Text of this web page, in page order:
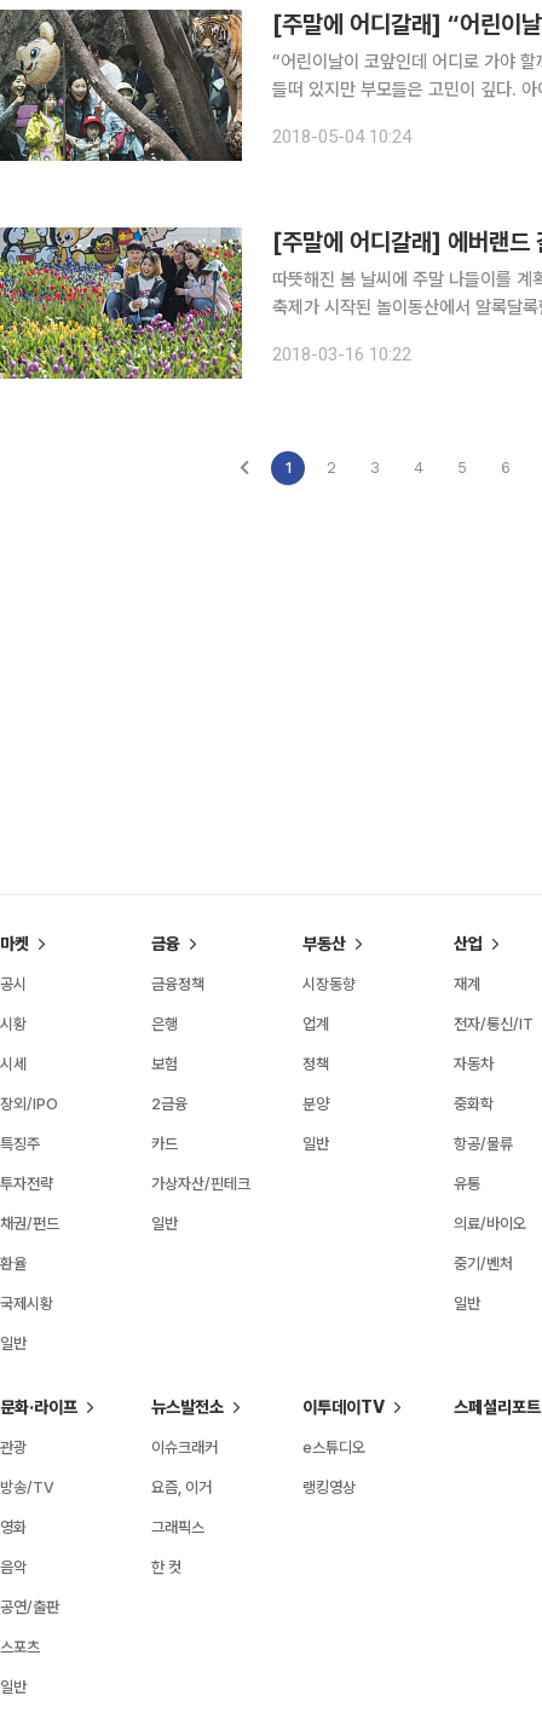
“어린이날이 코앞인데 어디로 가야 할까.” 아이들은 특별한 하루를 보낼 생각에 벌써부
들떠 있지만 부모들은 고민이 깊다.
동산과 리조트, 복합쇼핑몰은 어린이
2018-05-04 10:24
[주말에 어디갈래] 에버랜드
따뜻해진 봄 날씨에 주말 나들이를 계
축제가 시작된 놀이동산에서 알록달
트레스를 풀기에도 그만이다. 국내 대
2018-03-16 10:22
1 2 3 4 5 6
마켓
공시
시황
시세
장외/IPO
특징주
투자전략
채권/펀드
환율
국제시황
일반
금융
금융정책
은행
보험
2금융
카드
가상자산/핀테크
일반
부동산
시장동향
업계
정책
분양
일반
산업
재계
전자/통신/IT
자동차
중화학
항공/물류
유통
의료/바이오
중기/벤처
일반
문화·라이프
관광
방송/TV
영화
음악
공연/출판
스포츠
일반
뉴스발전소
이슈크래커
요즘, 이거
그래픽스
한 컷
이투데이TV
e스튜디오
랭킹영상
스페셜리포트